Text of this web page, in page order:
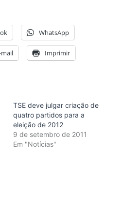
WhatsApp
mail Imprimir
TSE deve julgar criação de
quatro partidos para a
eleição de 2012
9 de setembro de 2011
Em "Notícias"